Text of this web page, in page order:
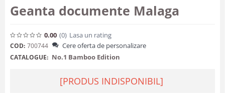
Geanta documente Malaga
0.00 (0) Lasa un rating
COD: 700744 Cere oferta de personalizare
CATALOGUE: No.1 Bamboo Edition
[PRODUS INDISPONIBIL]